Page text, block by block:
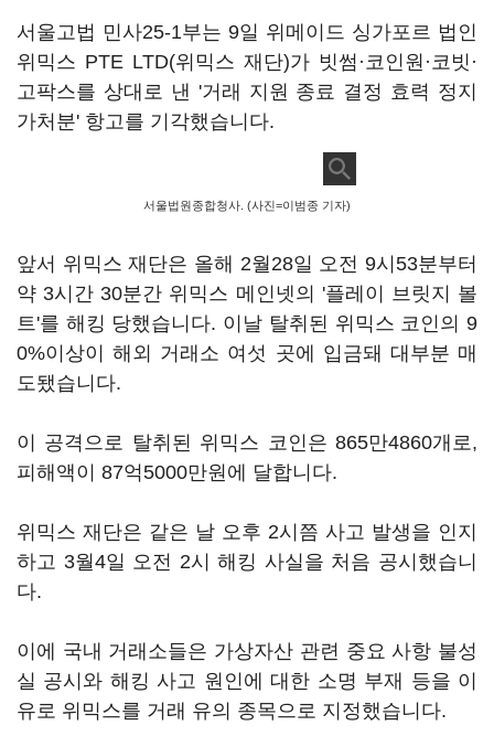
서울고법 민사25-1부는 9일 위메이드 싱가포르 법인
위믹스 PTE LTD(위믹스 재단)가 빗썸·코인원·코빗·
고팍스를 상대로 낸 '거래 지원 종료 결정 효력 정지
가처분' 항고를 기각했습니다.
서울법원종합청사. (사진=이범종 기자)
앞서 위믹스 재단은 올해 2월28일 오전 9시53분부터
약 3시간 30분간 위믹스 메인넷의 '플레이 브릿지 볼
트'를 해킹 당했습니다. 이날 탈취된 위믹스 코인의 9
0%이상이 해외 거래소 여섯 곳에 입금돼 대부분 매
도됐습니다.
이 공격으로 탈취된 위믹스 코인은 865만4860개로,
피해액이 87억5000만원에 달합니다.
위믹스 재단은 같은 날 오후 2시쯤 사고 발생을 인지
하고 3월4일 오전 2시 해킹 사실을 처음 공시했습니
다.
이에 국내 거래소들은 가상자산 관련 중요 사항 불성
실 공시와 해킹 사고 원인에 대한 소명 부재 등을 이
유로 위믹스를 거래 유의 종목으로 지정했습니다.